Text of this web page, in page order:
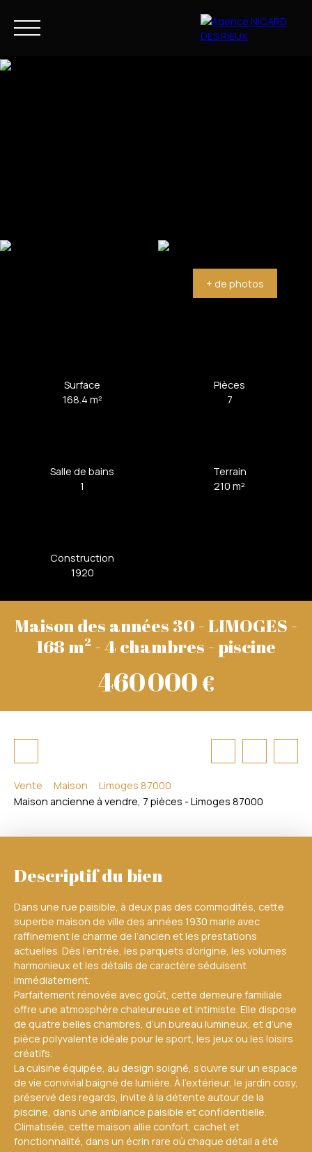
+ de photos
Surface
168.4 m²
Pièces
7
Salle de bains
1
Terrain
210m²
Construction
1920
Maison des années 30 - LIMOGES -
168 m² - 4 chambres - piscine
460 000€
Vente Maison
Limoges 87000
Maison ancienne à vendre, 7 pièces - Limoges 87000
Descriptif du bien
Dans une rue paisible, à deux pas des commodités, cette
superbe maison de ville des années 1930 marie avec
raffinement le charme de l’ancien et les prestations
actuelles. Dès l’entrée, les parquets d’origine, les volumes
harmonieux et les détails de caractère séduisent
immédiatement.
Parfaitement rénovée avec goût, cette demeure familiale
offre une atmosphère chaleureuse et intimiste. Elle dispose
de quatre belles chambres, d’un bureau lumineux, et d’une
pièce polyvalente idéale pour le sport, les jeux ou les loisirs
créatifs.
La cuisine équipée, au design soigné, s’ouvre sur un espace
de vie convivial baigné de lumière. À l’extérieur, le jardin cosy,
préservé des regards, invite à la détente autour de la
piscine, dans une ambiance paisible et confidentielle.
Climatisée, cette maison allie confort, cachet et
fonctionnalité, dans un écrin rare où chaque détail a été